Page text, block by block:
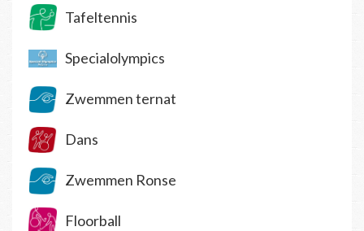
Tafeltennis
Specialolympics
Zwemmen ternat
Dans
Zwemmen Ronse
Floorball